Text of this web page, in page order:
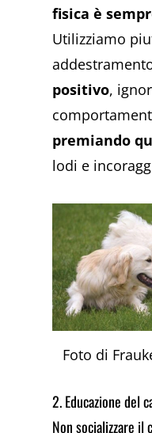
fisica è
Utilizziamo
positivo,
premiando
lodi e
Foto di
2. Educazione del
Non socializzare il